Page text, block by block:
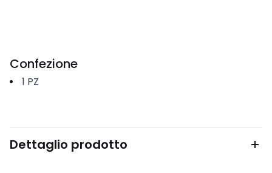
Confezione
1 PZ
Dettaglio prodotto